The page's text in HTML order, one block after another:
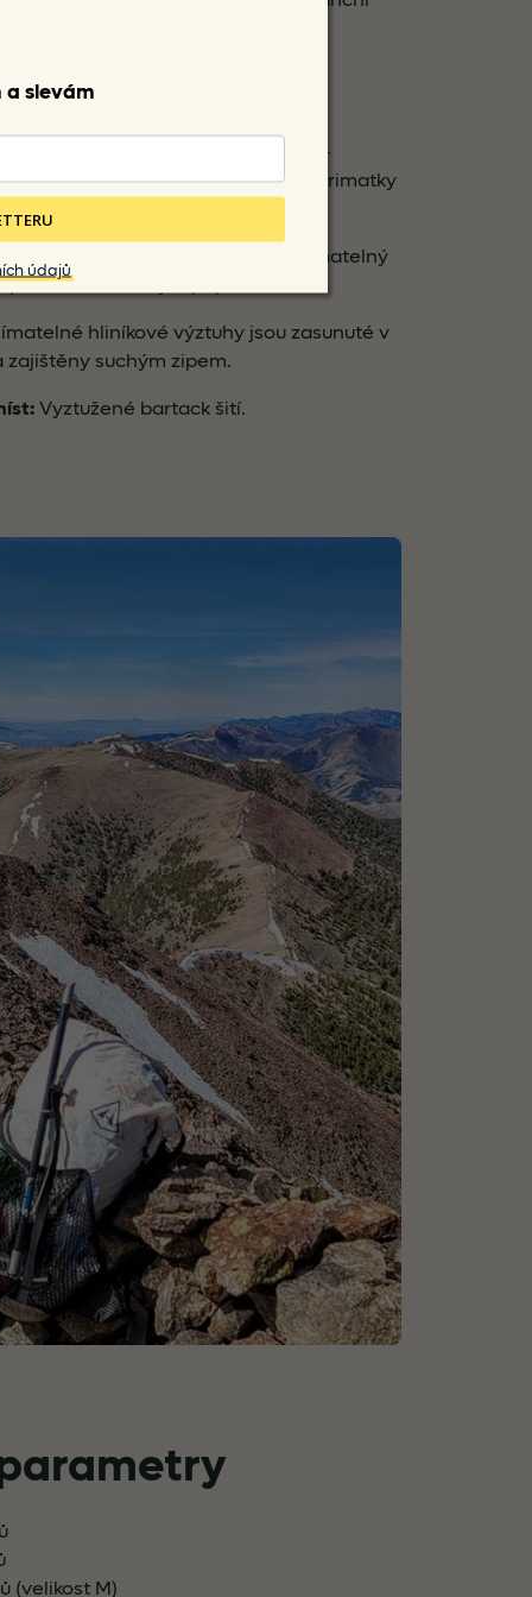
batohu.
Horní kompresní popruh ve tvaru Y –
vybavení (bundy, stanu, karimatky
posouvatelný, nastavitelný a odnímatelný
elastickým popruhem.
hliníkové výztuhy jsou zasunuté v
suchým zipem.
Vyztužené bartack šití.
(velikost M)
a slevám
údajů